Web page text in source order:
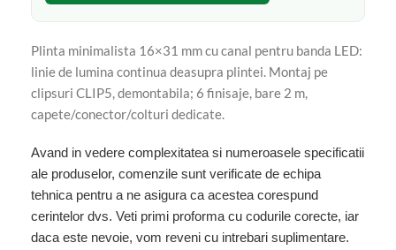
Plinta minimalista 16×31 mm cu canal pentru banda LED:
linie de lumina continua deasupra plintei. Montaj pe
clipsuri CLIP5, demontabila; 6 finisaje, bare 2 m,
capete/conector/colturi dedicate.
Avand in vedere complexitatea si numeroasele specificatii
ale produselor, comenzile sunt verificate de echipa
tehnica pentru a ne asigura ca acestea corespund
cerintelor dvs. Veti primi proforma cu codurile corecte, iar
daca este nevoie, vom reveni cu intrebari suplimentare.